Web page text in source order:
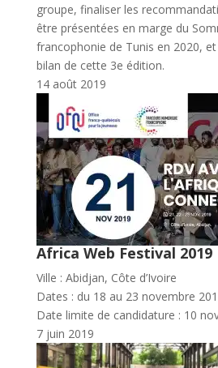
groupe, finaliser les
être présentées en marge du
francophonie de Tunis en 2020,
bilan de cette 3e édition.
14 août 2019
Africa Web Festival 2019
Ville : Abidjan, Côte d’Ivoire
Dates : du 18 au 23 novembre
Date limite de candidature : 10
7 juin 2019